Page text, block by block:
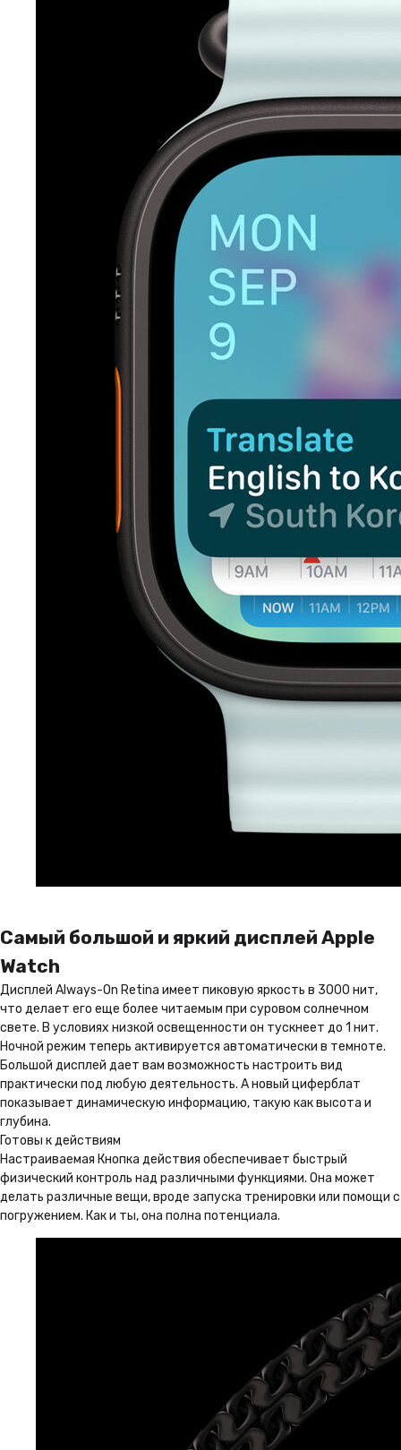
Самый большой и яркий дисплей Apple
Watch
Дисплей Always-On Retina имеет пиковую яркость в 3000 нит,
что делает его еще более читаемым при суровом солнечном
свете. В условиях низкой освещенности он тускнеет до 1 нит.
Ночной режим теперь активируется автоматически в темноте.
Большой дисплей дает вам возможность настроить вид
практически под любую деятельность. А новый циферблат
показывает динамическую информацию, такую как высота и
глубина.
Готовы к действиям
Настраиваемая Кнопка действия обеспечивает быстрый
физический контроль над различными функциями. Она может
делать различные вещи, вроде запуска тренировки или помощи с
погружением. Как и ты, она полна потенциала.